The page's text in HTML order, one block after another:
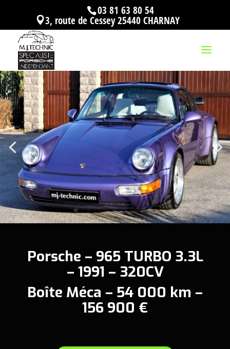
03 81 63 80 54
3, route de Cessey 25440 CHARNAY
Porsche – 965 TURBO 3.3L
– 1991 – 320CV
Boîte Méca – 54 000 km –
156 900 €